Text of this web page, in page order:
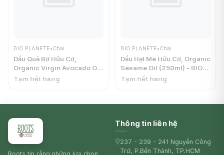
BIO PLANETE•Chai
Dầu Quả Bơ Hữu Cơ,
Organic Virgin Avocado Oil
(250ml) - BIO PLANETE
Tạm hết hàng
BIO PLANETE•Chai
Dầu Hạt Mè Hữu Cơ, Organic
Sesame Oil (250ml) - BIO
PLANETE
Tạm hết hàng
Thông tin liên hệ
237 - 239 - 241 Nguyễn Công
Trứ, P.Bến Thành, TP.HCM